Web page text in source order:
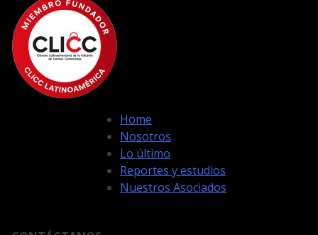
Home
Nosotros
Lo último
Reportes y estudios
Nuestros Asociados